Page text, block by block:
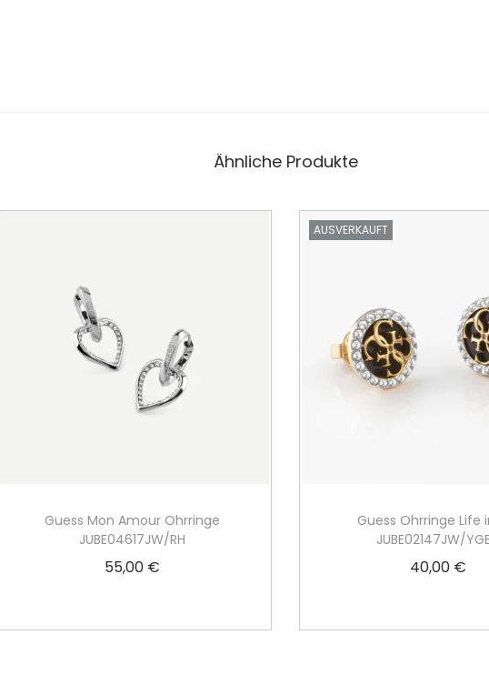
Ähnliche Produkte
Guess Mon Amour Ohrringe
JUBE04617JW/RH
55,00 €
AUSVERKAUFT
Guess Ohrringe Life
JUBE02147JW/
40,00 €